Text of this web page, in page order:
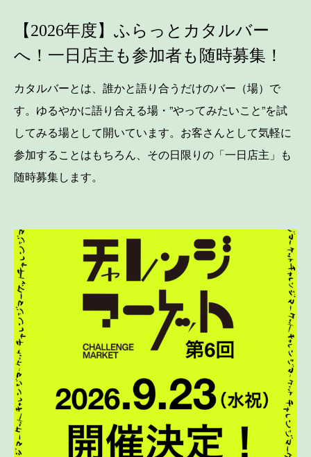
【2026年度】ふらっとカタルバー
へ！一日店主も参加者も随時募集！
カタルバーとは、誰かと語り合うだけのバー（場）で
す。ゆるやかに語り合える場・”やってみたいこと”を試
してみる場として開いています。お客さんとして気軽に
参加することはもちろん、その日限りの「一日店主」も
随時募集します。